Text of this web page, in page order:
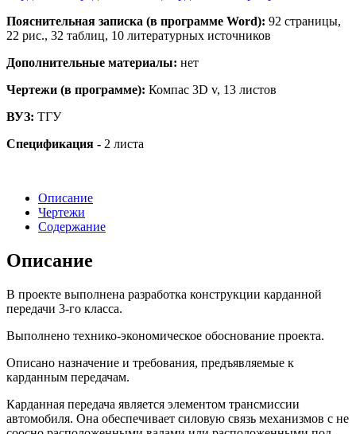
Пояснительная записка (в программе Word): 92 страницы,
22 рис., 32 таблиц, 10 литературных источников
Дополнительные материалы: нет
Чертежи (в программе): Компас 3D v, 13 листов
ВУЗ: ТГУ
Спецификация - 2 листа
Описание
Чертежи
Содержание
Описание
В проекте выполнена разработка конструкции карданной
передачи 3-го класса.
Выполнено технико-экономическое обоснование проекта.
Описано назначение и требования, предъявляемые к
карданным передачам.
Карданная передача является элементом трансмиссии
автомобиля. Она обеспечивает силовую связь механизмов с не